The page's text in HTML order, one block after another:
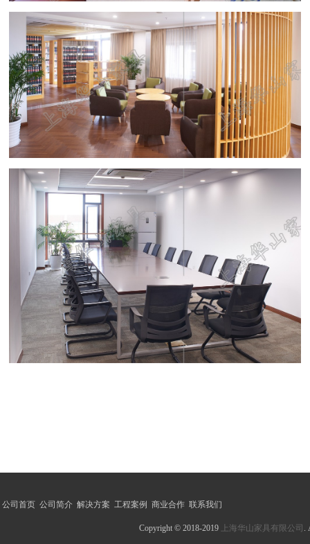
公司首页 公司简介 解决方案 工程案例 商业合作 联系我们
Copyright © 2018-2019 上海华山家具有限公司